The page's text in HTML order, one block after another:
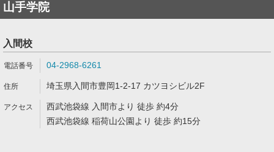
山手学院
入間校
04-2968-6261
埼玉県入間市豊岡1-2-17 カツヨシビル2F
西武池袋線 入間市より 徒歩 約4分
西武池袋線 稲荷山公園より 徒歩 約15分